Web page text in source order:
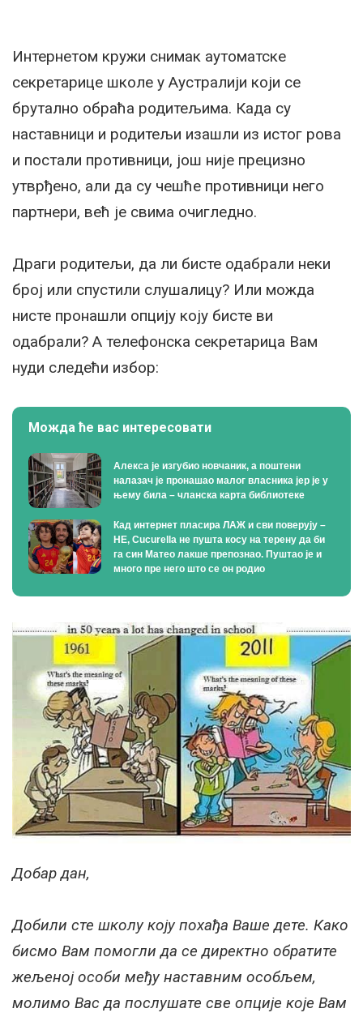
Интернетом кружи снимак аутоматске
секретарице школе у Аустралији који се
брутално обраћа родитељима. Када су
наставници и родитељи изашли из истог рова
и постали противници, још није прецизно
утврђено, али да су чешће противници него
партнери, већ је свима очигледно.
Драги родитељи, да ли бисте одабрали неки
број или спустили слушалицу? Или можда
нисте пронашли опцију коју бисте ви
одабрали? А телефонска секретарица Вам
нуди следећи избор:
Можда ће вас интересовати
Алекса је изгубио новчаник, а поштени
налазач је пронашао малог власника јер је у
њему била – чланска карта библиотеке
Кад интернет пласира ЛАЖ и сви поверују –
НЕ, Cucurella не пушта косу на терену да би
га син Матео лакше препознао. Пуштао је и
много пре него што се он родио
Добар дан,
Добили сте школу коју похађа Ваше дете. Како
бисмо Вам помогли да се директно обратите
жељеној особи међу наставним особљем,
молимо Вас да послушате све опције које Вам